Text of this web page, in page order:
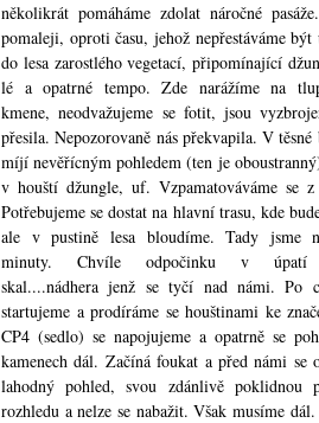
několikrát pomáháme zdolat náročné
pomaleji, oproti času, jehož nepřestáváme
do lesa zarostlého vegetací, připomínající
lé a opatrné tempo. Zde narážíme na
kmene, neodvažujeme se fotit, jsou
přesila. Nepozorovaně nás překvapila. V
míjí nevěřícným pohledem (ten je
v houští džungle, uf. Vzpamatováváme se z
Potřebujeme se dostat na hlavní trasu, kde
ale v pustině lesa bloudíme. Tady jsme
minuty. Chvíle odpočinku v úpatí
skal....nádhera jenž se tyčí nad námi. Po
startujeme a prodíráme se houštinami ke
CP4 (sedlo) se napojujeme a opatrně se
kamenech dál. Začíná foukat a před námi
lahodný pohled, svou zdánlivě poklidnou
rozhledu a nelze se nabažit. Však musíme